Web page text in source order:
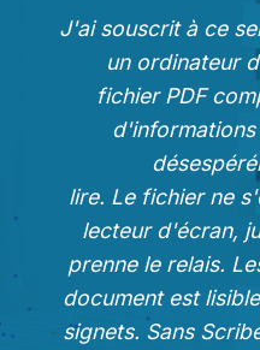
J'ai souscrit à ce
un ordinateur
fichier PDF
d'informations
lire. Le fichier ne
lecteur d'écran,
prenne le relais.
document est
signets. Sans